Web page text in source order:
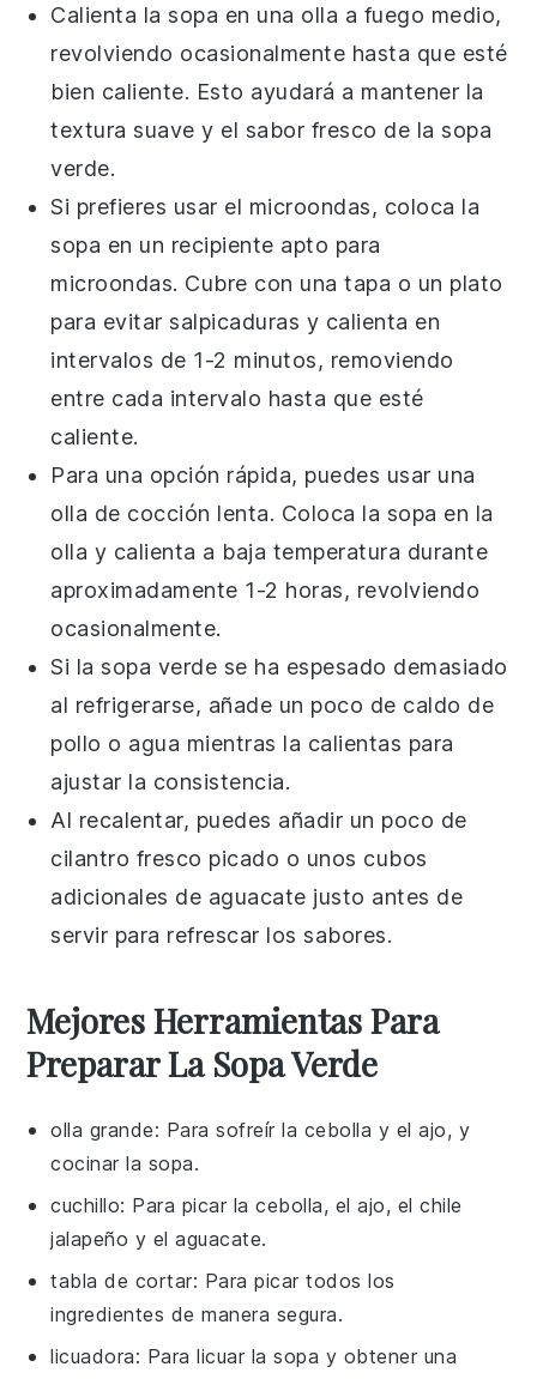
Calienta lasopa en una olla a fuego medio,
revolviendo ocasionalmente hasta que esté
bien caliente. Esto ayudará a mantener la
textura suave y el sabor fresco de lasopa
verde.
Si prefieres usar el microondas, coloca la
sopa en un recipiente apto para
microondas. Cubre con una tapa o un plato
para evitar salpicaduras y calienta en
intervalos de 1-2 minutos, removiendo
entre cada intervalo hasta que esté
caliente.
Para una opción rápida, puedes usar una
olla de cocción lenta. Coloca la sopa en la
olla y calienta a baja temperatura durante
aproximadamente 1-2 horas, revolviendo
ocasionalmente.
Si lasopa verde se ha espesado demasiado
al refrigerarse, añade un poco de caldo de
pollo o agua mientras la calientas para
ajustar la consistencia.
Al recalentar, puedes añadir un poco de
cilantro fresco picado o unos cubos
adicionales de aguacate justo antes de
servir para refrescar los sabores.
Mejores Herramientas Para
Preparar La Sopa Verde
olla grande: Para sofreír la cebolla y el ajo, y
cocinar la sopa.
cuchillo: Para picar la cebolla, el ajo, el chile
jalapeño y el aguacate.
tabla de cortar: Para picar todos los
ingredientes de manera segura.
licuadora: Para licuar la sopa y obtener una